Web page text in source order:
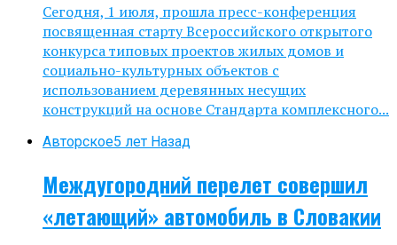
Сегодня, 1 июля, прошла пресс-конференция
посвященная старту Всероссийского открытого
конкурса типовых проектов жилых домов и
социально-культурных объектов с
использованием деревянных несущих
конструкций на основе Стандарта комплексного...
Авторское5 лет Назад
Междугородний перелет совершил
«летающий» автомобиль в Словакии